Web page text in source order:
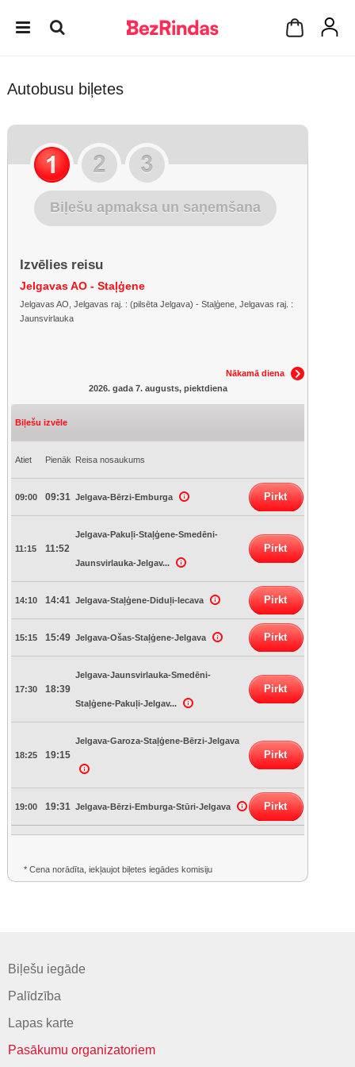
Autobusu biļetes
Biļešu apmaksa un saņemšana
Izvēlies reisu
Jelgavas AO - Staļģene
Jelgavas AO, Jelgavas raj. : (pilsēta Jelgava) - Staļģene, Jelgavas raj. :
Jaunsvirlauka
Nākamā diena
2026. gada 7. augusts, piektdiena
Biļešu izvēle
Atiet Pienāk Reisa nosaukums
09:00 09:31 Jelgava-Bērzi-Emburga Pirkt
11:15 11:52
Jelgava-Pakuļi-Staļģene-Smedēni-
Jaunsvirlauka-Jelgav...
Pirkt
14:10 14:41 Jelgava-Staļģene-Diduļi-Iecava Pirkt
15:15 15:49 Jelgava-Ošas-Staļģene-Jelgava Pirkt
17:30 18:39
Jelgava-Jaunsvirlauka-Smedēni-
Staļģene-Pakuļi-Jelgav...
Pirkt
18:25 19:15
Jelgava-Garoza-Staļģene-Bērzi-Jelgava
Pirkt
19:00 19:31 Jelgava-Bērzi-Emburga-Stūri-Jelgava Pirkt
* Cena norādīta, iekļaujot biļetes iegādes komisiju
Biļešu iegāde
Palīdzība
Lapas karte
Pasākumu organizatoriem